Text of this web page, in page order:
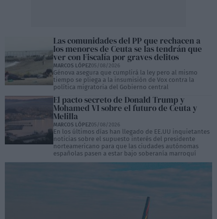
Las comunidades del PP que rechacen a
los menores de Ceuta se las tendrán que
ver con Fiscalía por graves delitos
MARCOS LÓPEZ05/08/2026
Génova asegura que cumplirá la ley pero al mismo
tiempo se pliega a la insumisión de Vox contra la
política migratoria del Gobierno central
El pacto secreto de Donald Trump y
Mohamed VI sobre el futuro de Ceuta y
Melilla
MARCOS LÓPEZ05/08/2026
En los últimos días han llegado de EE.UU inquietantes
noticias sobre el supuesto interés del presidente
norteamericano para que las ciudades autónomas
españolas pasen a estar bajo soberanía marroquí